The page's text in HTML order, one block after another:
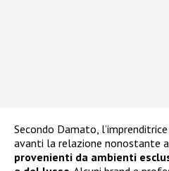
Secondo Damato,
avanti la relazione nonostante
provenienti da ambienti